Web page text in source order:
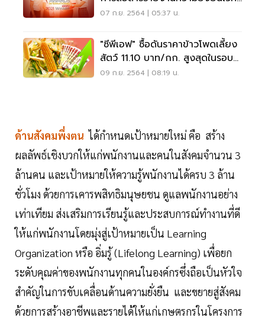
ระดับโลก
07 ก.ย. 2564 | 05:37 น.
"ซีพีเอฟ" ซื้อดันราคาข้าวโพดเลี้ยง
สัตว์ 11.10 บาท/กก. สูงสุดในรอบ
13 ปี
09 ก.ย. 2564 | 08:19 น.
ด้านสังคมพึ่งตน ได้กำหนดเป้าหมายใหม่ คือ สร้าง
ผลลัพธ์เชิงบวกให้แก่พนักงานและคนในสังคมจำนวน 3
ล้านคน และเป้าหมายให้ความรู้พนักงานได้ครบ 3 ล้าน
ชั่วโมง ด้วยการเคารพสิทธิมนุษยชน ดูแลพนักงานอย่าง
เท่าเทียม ส่งเสริมการเรียนรู้และประสบการณ์ทำงานที่ดี
ให้แก่พนักงานโดยมุ่งสู่เป้าหมายเป็น Learning
Organization หรือ อิ่มรู้ (Lifelong Learning) เพื่อยก
ระดับคุณค่าของพนักงานทุกคนในองค์กรซึ่งถือเป็นหัวใจ
สำคัญในการขับเคลื่อนด้านความยั่งยืน และขยายสู่สังคม
ด้วยการสร้างอาชีพและรายได้ให้แก่เกษตรกรในโครงการ